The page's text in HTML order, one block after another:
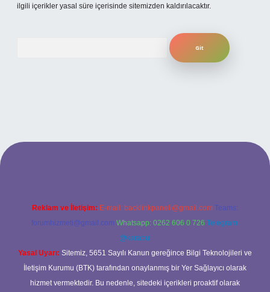
ilgili içerikler yasal süre içerisinde sitemizden kaldırılacaktır.
giriş
Reklam ve İletişim: E-mail: backlinkpaneli@gmail.com Teams:
forumhizmeti@gmail.com Whatsapp: 0262 606 0 726 Telegram:
@karabul
Yasal Uyarı: Sitemiz, 5651 Sayılı Kanun gereğince Bilgi Teknolojileri ve
İletişim Kurumu (BTK) tarafından onaylanmış bir Yer Sağlayıcı olarak
hizmet vermektedir. Bu nedenle, sitedeki içerikleri proaktif olarak